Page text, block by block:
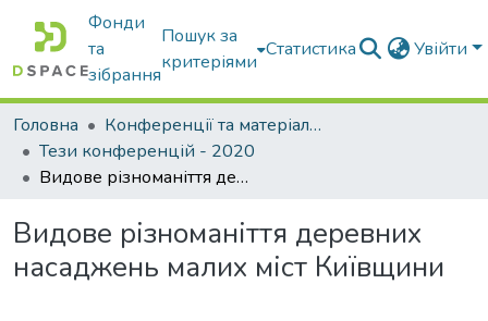
Фонди
та
зібрання
Пошук за
критеріями
Статистика Увійти
Головна
Конференції та матеріали конференцій
Тези конференцій - 2020
Видове різноманіття деревних насаджень малих міст Київщини
Видове різноманіття деревних
насаджень малих міст Київщини